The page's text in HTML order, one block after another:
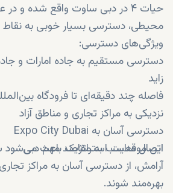
حیات ۴ در دبی ساوت واقع شده و
محیطی، دسترسی بسیار خوبی به نقاط
ویژگی‌های دسترسی:
دسترسی مستقیم به جاده امارات و
زاید
فاصله چند دقیقه‌ای تا فرودگاه
نزدیکی به مراکز تجاری و مناطق آزاد
دسترسی آسان به Expo City Dubai
اتصال مناسب به مقاصد مهم دبی
این موقعیت استراتژیک باعث می‌شود
آرامش، از دسترسی آسان به مراکز
بهره‌مند شوند.